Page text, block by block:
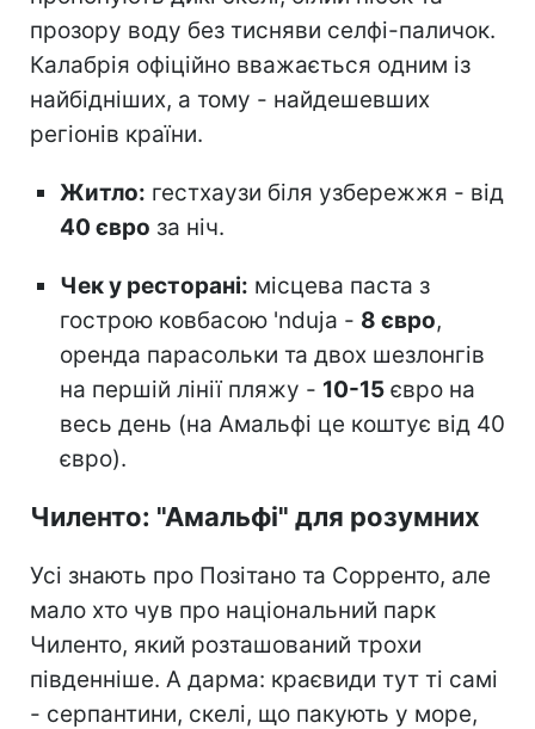
прозору воду без тисняви селфі-паличок.
Калабрія офіційно вважається одним із
найбідніших, а тому - найдешевших
регіонів країни.
Житло: гестхаузи біля узбережжя - від
40 євро за ніч.
Чек у ресторані: місцева паста з
гострою ковбасою 'nduja - 8 євро,
оренда парасольки та двох шезлонгів
на першій лінії пляжу - 10-15 євро на
весь день (на Амальфі це коштує від 40
євро).
Чиленто: "Амальфі" для розумних
Усі знають про Позітано та Сорренто, але
мало хто чув про національний парк
Чиленто, який розташований трохи
південніше. А дарма: краєвиди тут ті самі
- серпантини, скелі, що пакують у море,